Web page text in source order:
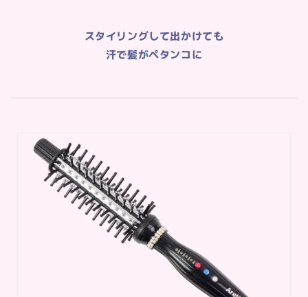
スタイリングして出かけても
汗で髪がペタンコに